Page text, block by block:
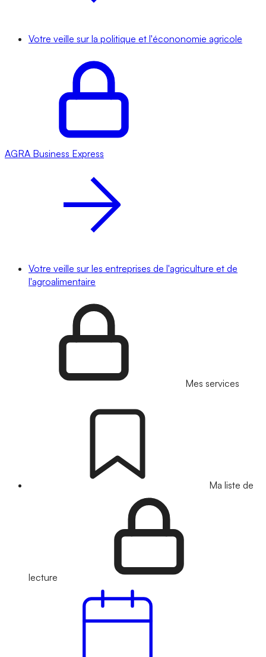
Votre veille sur la politique et l'écononomie agricole
AGRA Business Express
Votre veille sur les entreprises de l'agriculture et de
l'agroalimentaire
Mes services
Ma liste de
lecture